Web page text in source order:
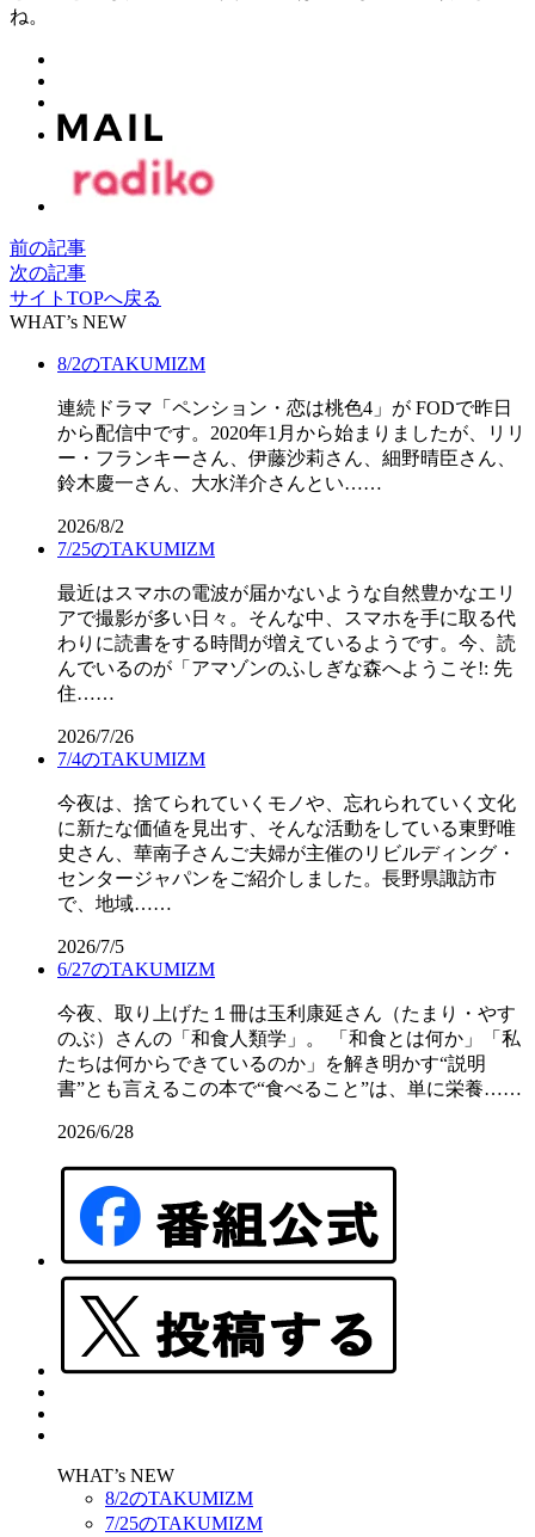
ね。
前の記事
次の記事
サイトTOPへ戻る
WHAT’s NEW
8/2のTAKUMIZM
連続ドラマ「ペンション・恋は桃色4」が FODで昨日
から配信中です。2020年1月から始まりましたが、リリ
ー・フランキーさん、伊藤沙莉さん、細野晴臣さん、
鈴木慶一さん、大水洋介さんとい……
2026/8/2
7/25のTAKUMIZM
最近はスマホの電波が届かないような自然豊かなエリ
アで撮影が多い日々。そんな中、スマホを手に取る代
わりに読書をする時間が増えているようです。今、読
んでいるのが「アマゾンのふしぎな森へようこそ!: 先
住……
2026/7/26
7/4のTAKUMIZM
今夜は、捨てられていくモノや、忘れられていく文化
に新たな価値を見出す、そんな活動をしている東野唯
史さん、華南子さんご夫婦が主催のリビルディング・
センタージャパンをご紹介しました。長野県諏訪市
で、地域……
2026/7/5
6/27のTAKUMIZM
今夜、取り上げた１冊は玉利康延さん（たまり・やす
のぶ）さんの「和食人類学」。 「和食とは何か」「私
たちは何からできているのか」を解き明かす“説明
書”とも言えるこの本で“食べること”は、単に栄養……
2026/6/28
WHAT’s NEW
8/2のTAKUMIZM
7/25のTAKUMIZM